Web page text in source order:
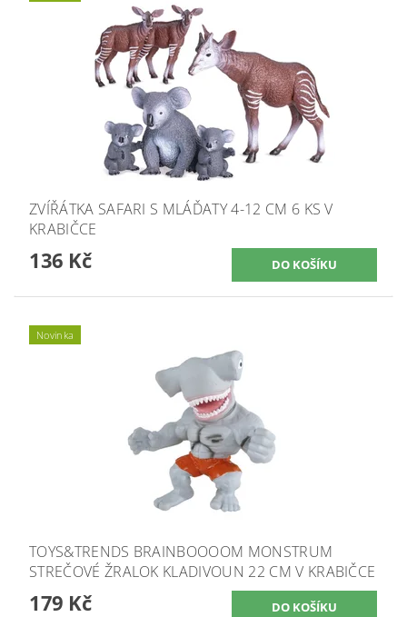
ZVÍŘÁTKA SAFARI S MLÁĎATY 4-12 CM 6 KS V
KRABIČCE
136 Kč
Novinka
TOYS&TRENDS BRAINBOOOOM MONSTRUM
STREČOVÉ ŽRALOK KLADIVOUN 22 CM V KRABIČCE
179 Kč